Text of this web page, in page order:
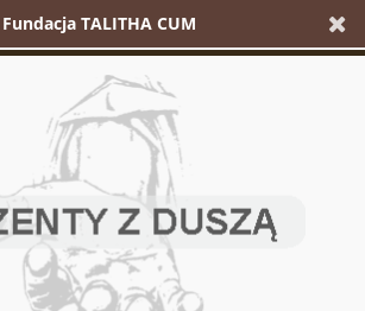
Fundacja TALITHA CUM